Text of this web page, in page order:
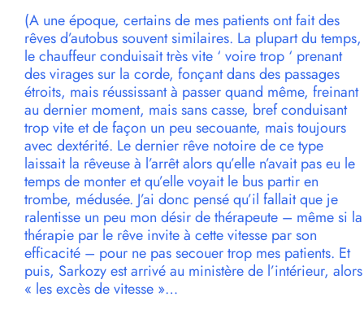
(A une époque, certains de mes patients ont fait des
rêves d’autobus souvent similaires. La plupart du temps,
le chauffeur conduisait très vite ‘ voire trop ‘ prenant
des virages sur la corde, fonçant dans des passages
étroits, mais réussissant à passer quand même, freinant
au dernier moment, mais sans casse, bref conduisant
trop vite et de façon un peu secouante, mais toujours
avec dextérité. Le dernier rêve notoire de ce type
laissait la rêveuse à l’arrêt alors qu’elle n’avait pas eu le
temps de monter et qu’elle voyait le bus partir en
trombe, médusée. J’ai donc pensé qu’il fallait que je
ralentisse un peu mon désir de thérapeute – même si la
thérapie par le rêve invite à cette vitesse par son
efficacité – pour ne pas secouer trop mes patients. Et
puis, Sarkozy est arrivé au ministère de l’intérieur, alors
« les excès de vitesse »…